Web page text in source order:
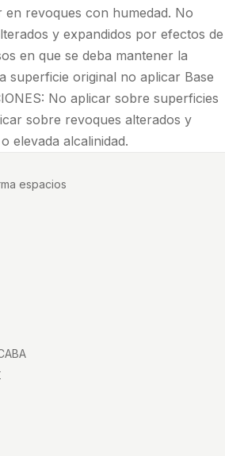
revoques con humedad. No
y expandidos por efectos de
en que se deba mantener la
superficie original no aplicar Base
No aplicar sobre superficies
sobre revoques alterados y
elevada alcalinidad.
espacios